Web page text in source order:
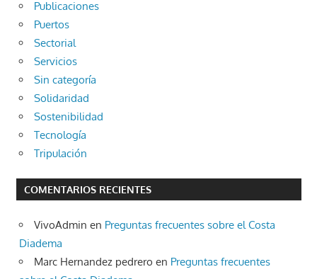
Publicaciones
Puertos
Sectorial
Servicios
Sin categoría
Solidaridad
Sostenibilidad
Tecnología
Tripulación
COMENTARIOS RECIENTES
VivoAdmin en Preguntas frecuentes sobre el Costa
Diadema
Marc Hernandez pedrero en Preguntas frecuentes